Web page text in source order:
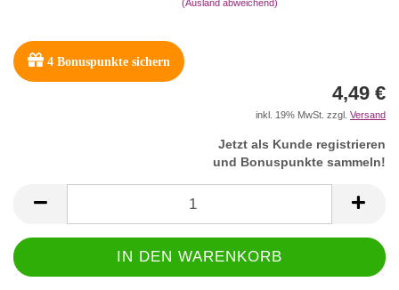
(Ausland abweichend)
4 Bonuspunkte sichern
4,49 €
inkl. 19% MwSt. zzgl. Versand
Jetzt als Kunde registrieren
und Bonuspunkte sammeln!